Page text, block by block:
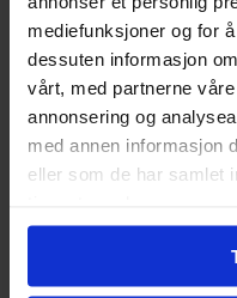
mediefunksjoner og for
dessuten informasjon
vårt, med partnerne
annonsering og
med annen informasjon
eller som de har samlet
Opprinnelsesland :
Format
Serie
Forfattere
Utgiver